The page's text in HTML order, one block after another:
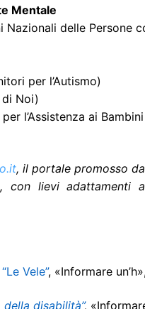
Mentale
Nazionali delle Persone
per l’Autismo)
Noi)
l’Assistenza ai
, il portale promosso
con lievi adattamenti
Vele”, «Informare
disabilità”,